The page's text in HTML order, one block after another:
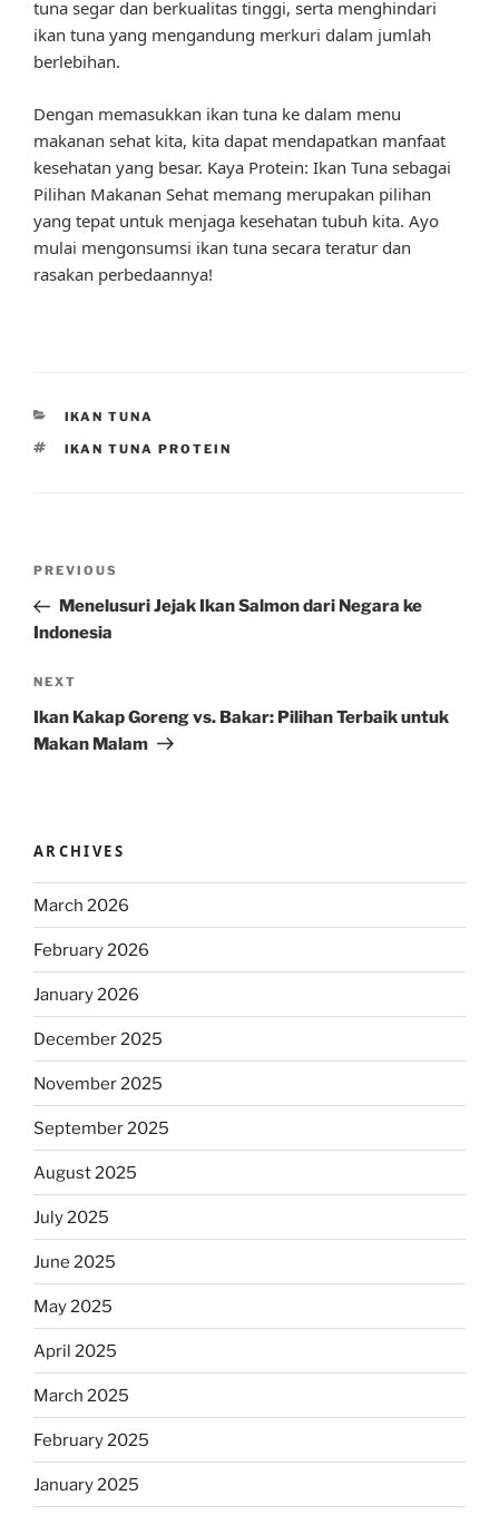
tuna segar dan berkualitas tinggi, serta menghindari
ikan tuna yang mengandung merkuri dalam jumlah
berlebihan.
Dengan memasukkan ikan tuna ke dalam menu
makanan sehat kita, kita dapat mendapatkan manfaat
kesehatan yang besar. Kaya Protein: Ikan Tuna sebagai
Pilihan Makanan Sehat memang merupakan pilihan
yang tepat untuk menjaga kesehatan tubuh kita. Ayo
mulai mengonsumsi ikan tuna secara teratur dan
rasakan perbedaannya!
CATEGORIES
IKAN TUNA
TAGS
IKAN TUNA PROTEIN
Previous
Post
PREVIOUS
Menelusuri Jejak Ikan Salmon dari Negara ke
Indonesia
Next
Post
NEXT
Ikan Kakap Goreng vs. Bakar: Pilihan Terbaik untuk
Makan Malam
ARCHIVES
March 2026
February 2026
January 2026
December 2025
November 2025
September 2025
August 2025
July 2025
June 2025
May 2025
April 2025
March 2025
February 2025
January 2025